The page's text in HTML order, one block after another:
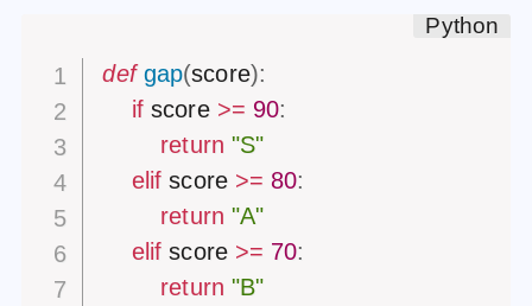
def gap(score):
if score >= 90:
return "S"
elif score >= 80:
return "A"
elif score >= 70:
return "B"